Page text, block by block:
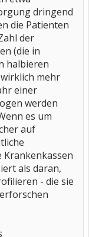
dringend
die Patienten
der
(die in
halbieren
mehr
einer
werden
es um
auf
Krankenkassen
als daran,
- die sie